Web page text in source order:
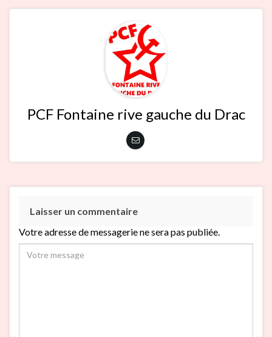
PCF Fontaine rive gauche du Drac
Laisser un commentaire
Votre adresse de messagerie ne sera pas publiée.